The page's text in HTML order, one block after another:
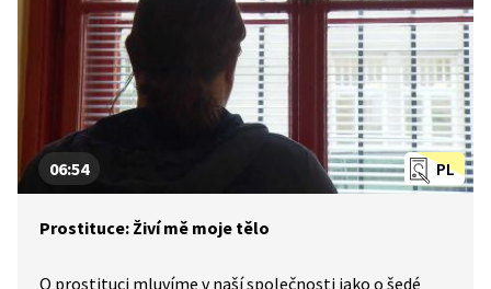
PL
06:54
Prostituce: Živí mě moje tělo
O prostituci mluvíme v naší společnosti jako o šedé